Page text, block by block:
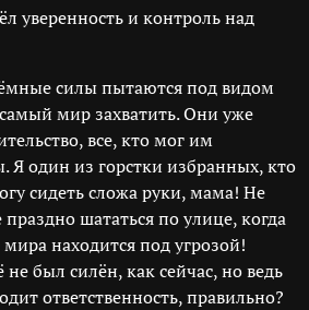
уверенность и контроль над
силы пытаются под видом
мир захватить. Они уже
все, кто мог им
Я один из горстки избранных, кто
сидеть сложа руки, мама! Не
шататься по улице, когда
находится под угрозой!
был силён, как сейчас, но ведь
ответственность, правильно?